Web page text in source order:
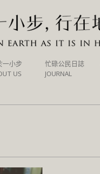
一小步
US
忙碌公民日誌
JOURNAL